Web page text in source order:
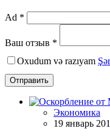
Ad *
Ваш отзыв *
Oxudum və razıyam
Отправить
Экономика
19 январь